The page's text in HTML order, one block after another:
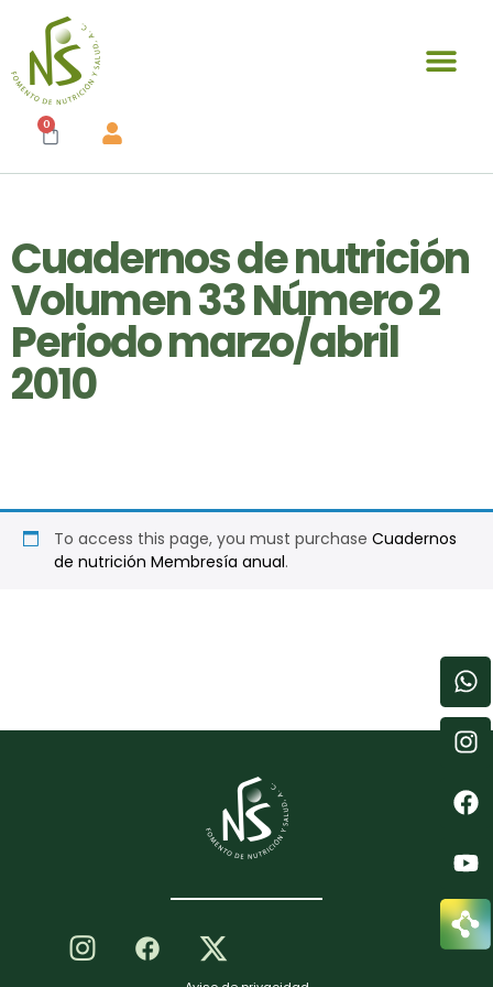
0
Cuadernos de nutrición
Volumen 33 Número 2
Periodo marzo/abril
2010
To access this page, you must purchase Cuadernos
de nutrición Membresía anual.